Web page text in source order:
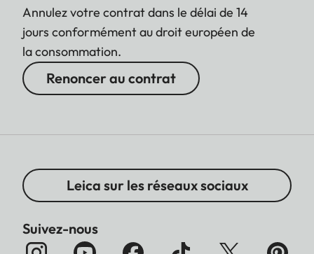
Annulez votre contrat dans le délai de 14
jours conformément au droit européen de
la consommation.
Renoncer au contrat
Leica sur les réseaux sociaux
Suivez-nous